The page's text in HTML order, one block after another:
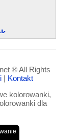
® All Rights
| Kontakt
kolorowanki,
dla